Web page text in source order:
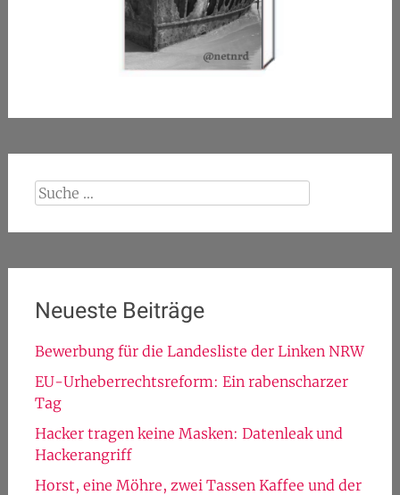
Suche
nach:
Neueste Beiträge
Bewerbung für die Landesliste der Linken NRW
EU-Urheberrechtsreform: Ein rabenscharzer
Tag
Hacker tragen keine Masken: Datenleak und
Hackerangriff
Horst, eine Möhre, zwei Tassen Kaffee und der